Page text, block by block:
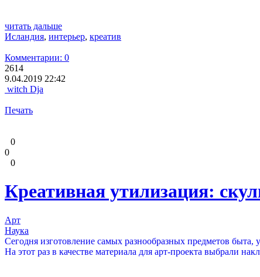
читать дальше
Исландия, интерьер, креатив
Комментарии: 0
2614
9.04.2019 22:42
witch Dja
Печать
0
0
0
Креативная утилизация:
Арт
Наука
Сегодня изготовление самых разнообразных предметов
На этот раз в качестве материала для арт-проекта выбрали